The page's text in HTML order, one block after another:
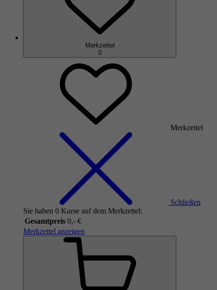
Merkzettel
0
Merkzettel
Schließen
Sie haben 0 Kurse auf dem Merkzettel:
Gesamtpreis 0,- €
Merkzettel anzeigen